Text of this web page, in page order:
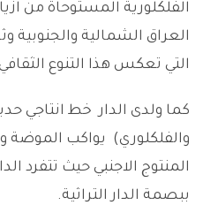
الفلكلورية المستوحاة من
العراق الشمالية والجنوبية
التي تعكس هذا التنوع
كما ولدى الدار خط انتاجي
والفلكلوري) يواكب الموضة
المنتوج الاجنبي حيث تتفرد
ببصمة الدار التراثية.